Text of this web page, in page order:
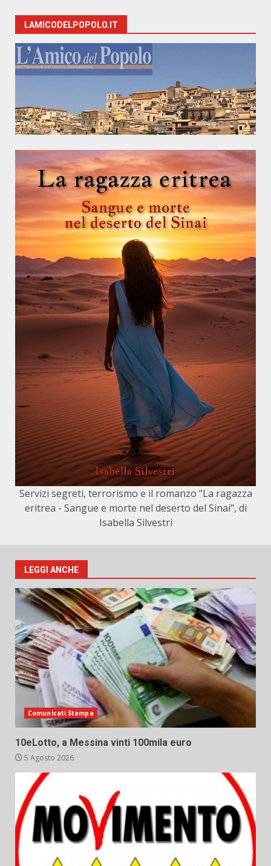
LAMICODELPOPOLO.IT
Servizi segreti, terrorismo e il romanzo "La ragazza
eritrea - Sangue e morte nel deserto del Sinai", di
Isabella Silvestri
LEGGI ANCHE
Comunicati Stampa
10eLotto, a Messina vinti 100mila euro
5 Agosto 2026